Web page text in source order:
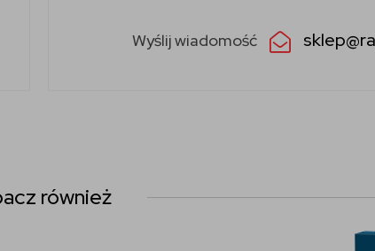
Wyślij wiadomość
również